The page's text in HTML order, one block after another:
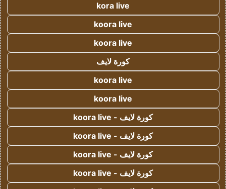
kora live
koora live
koora live
كورة لايف
koora live
koora live
كورة لايف - koora live
كورة لايف - koora live
كورة لايف - koora live
كورة لايف - koora live